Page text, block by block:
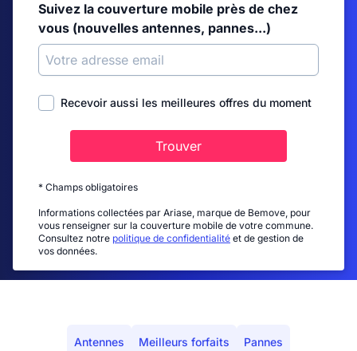
Suivez la couverture mobile près de chez
vous (nouvelles antennes, pannes...)
Recevoir aussi les meilleures offres du moment
Trouver
* Champs obligatoires
Informations collectées par Ariase, marque de Bemove, pour
vous renseigner sur la couverture mobile de votre commune.
Consultez notre politique de confidentialité et de gestion de
vos données.
Antennes Meilleurs forfaits Pannes